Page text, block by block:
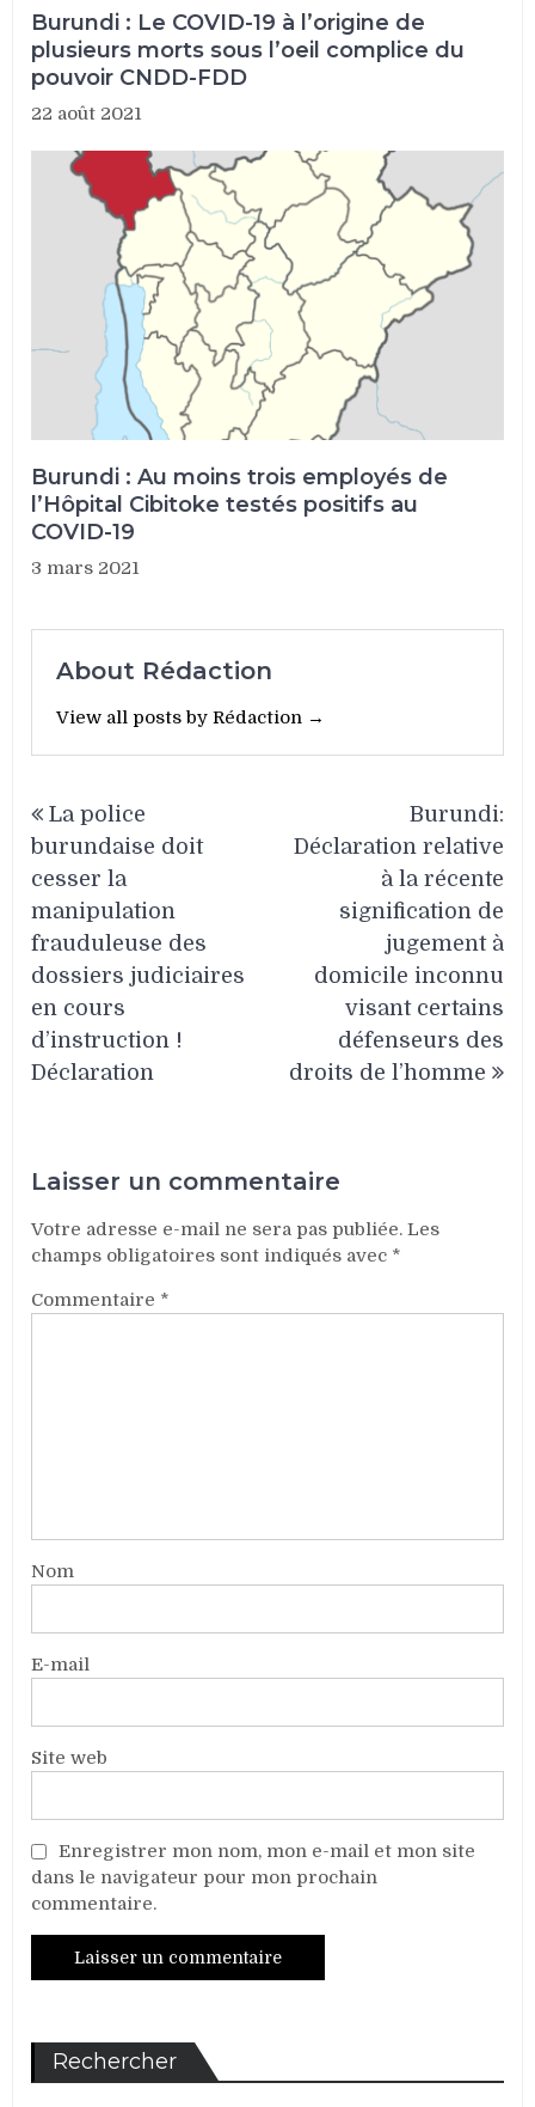
Burundi : Le COVID-19 à l’origine de
plusieurs morts sous l’oeil complice du
pouvoir CNDD-FDD
22 août 2021
Burundi : Au moins trois employés de
l’Hôpital Cibitoke testés positifs au
COVID-19
3 mars 2021
About Rédaction
View all posts by Rédaction →
de
l’article
La police
burundaise doit
cesser la
manipulation
frauduleuse des
dossiers judiciaires
en cours
d’instruction !
Déclaration
Burundi:
Déclaration relative
à la récente
signification de
jugement à
domicile inconnu
visant certains
défenseurs des
droits de l’homme
Laisser un commentaire
Votre adresse e-mail ne sera pas publiée. Les
champs obligatoires sont indiqués avec *
Commentaire *
Nom
E-mail
Site web
Enregistrer mon nom, mon e-mail et mon site
dans le navigateur pour mon prochain
commentaire.
Rechercher